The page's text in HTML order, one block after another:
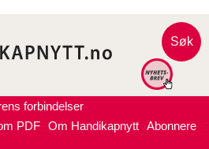
Søk
forbindelser
PDF Om Handikapnytt Abonnere